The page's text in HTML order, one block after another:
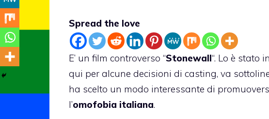
Spread the love
E’ un film controverso “Stonewall“. Lo è stato
qui per alcune decisioni di casting, va
ha scelto un modo interessante di
l’omofobia italiana.